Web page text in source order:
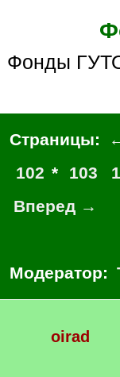
Фонды
Страницы:
102 * 103
Вперед →
Модератор:
oirad